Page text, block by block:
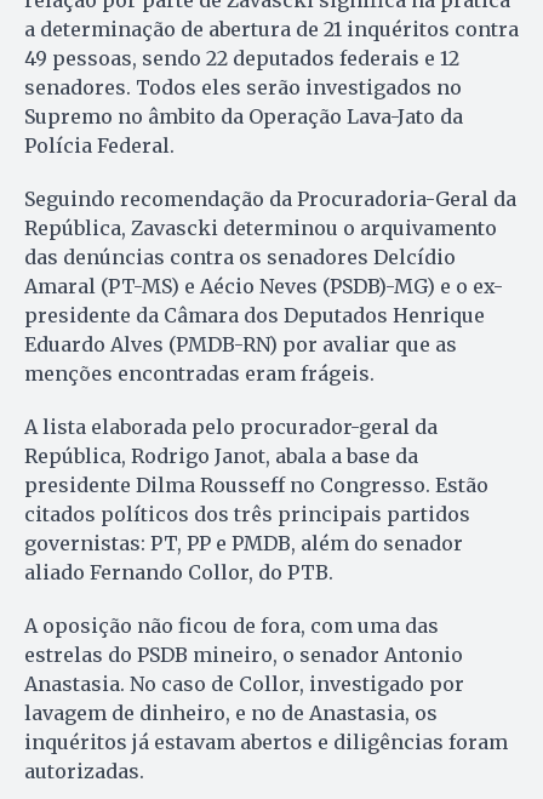
a determinação de abertura de 21 inquéritos contra
49 pessoas, sendo 22 deputados federais e 12
senadores. Todos eles serão investigados no
Supremo no âmbito da Operação Lava-Jato da
Polícia Federal.
Seguindo recomendação da Procuradoria-Geral da
República, Zavascki determinou o arquivamento
das denúncias contra os senadores Delcídio
Amaral (PT-MS) e Aécio Neves (PSDB)-MG) e o ex-
presidente da Câmara dos Deputados Henrique
Eduardo Alves (PMDB-RN) por avaliar que as
menções encontradas eram frágeis.
A lista elaborada pelo procurador-geral da
República, Rodrigo Janot, abala a base da
presidente Dilma Rousseff no Congresso. Estão
citados políticos dos três principais partidos
governistas: PT, PP e PMDB, além do senador
aliado Fernando Collor, do PTB.
A oposição não ficou de fora, com uma das
estrelas do PSDB mineiro, o senador Antonio
Anastasia. No caso de Collor, investigado por
lavagem de dinheiro, e no de Anastasia, os
inquéritos já estavam abertos e diligências foram
autorizadas.